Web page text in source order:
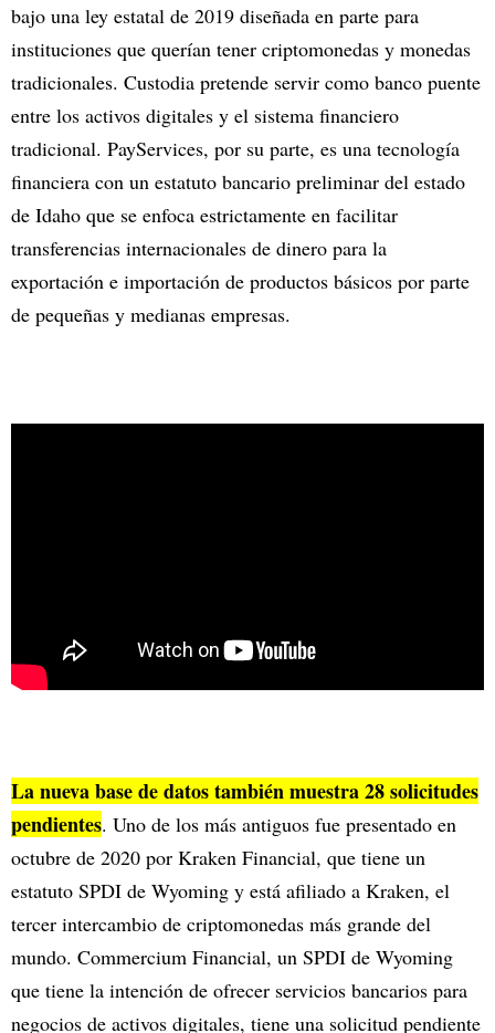
bajo una ley estatal de 2019 diseñada en parte para
instituciones que querían tener criptomonedas y monedas
tradicionales. Custodia pretende servir como banco puente
entre los activos digitales y el sistema financiero
tradicional. PayServices, por su parte, es una tecnología
financiera con un estatuto bancario preliminar del estado
de Idaho que se enfoca estrictamente en facilitar
transferencias internacionales de dinero para la
exportación e importación de productos básicos por parte
de pequeñas y medianas empresas.
La nueva base de datos también muestra 28 solicitudes
pendientes. Uno de los más antiguos fue presentado en
octubre de 2020 por Kraken Financial, que tiene un
estatuto SPDI de Wyoming y está afiliado a Kraken, el
tercer intercambio de criptomonedas más grande del
mundo. Commercium Financial, un SPDI de Wyoming
que tiene la intención de ofrecer servicios bancarios para
negocios de activos digitales, tiene una solicitud pendiente